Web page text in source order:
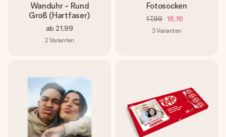
Wanduhr - Rund
Groß (Hartfaser)
ab 21,99
2 Varianten
Fotosocken
17,99 16,16
3Varianten